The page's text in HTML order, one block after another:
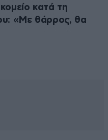
κατά τη
«Με θάρρος, θα